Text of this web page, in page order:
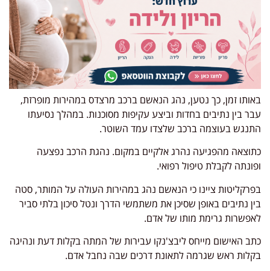
באותו זמן, כך נטען, נהג הנאשם ברכב מרצדס במהירות מופרזת,
עבר בין נתיבים בחדות וביצע עקיפות מסוכנות. במהלך נסיעתו
התנגש בעוצמה ברכב שלצדו עמד השוטר.
כתוצאה מהפגיעה נהרג אלקיים במקום. נהגת הרכב נפצעה
ופונתה לקבלת טיפול רפואי.
בפרקליטות ציינו כי הנאשם נהג במהירות העולה על המותר, סטה
בין נתיבים באופן שסיכן את משתמשי הדרך ונטל סיכון בלתי סביר
לאפשרות גרימת מותו של אדם.
כתב האישום מייחס ליבצ'נקו עבירות של המתה בקלות דעת ונהיגה
בקלות ראש שגרמה לתאונת דרכים שבה נחבל אדם.